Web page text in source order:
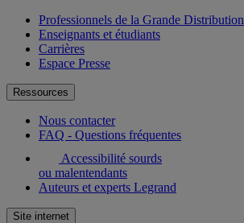
Professionnels de la Grande Distribution
Enseignants et étudiants
Carrières
Espace Presse
Ressources
Nous contacter
FAQ - Questions fréquentes
Accessibilité sourds
ou malentendants
Auteurs et experts Legrand
Site internet